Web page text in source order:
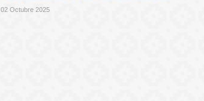
02 Octubre 2025